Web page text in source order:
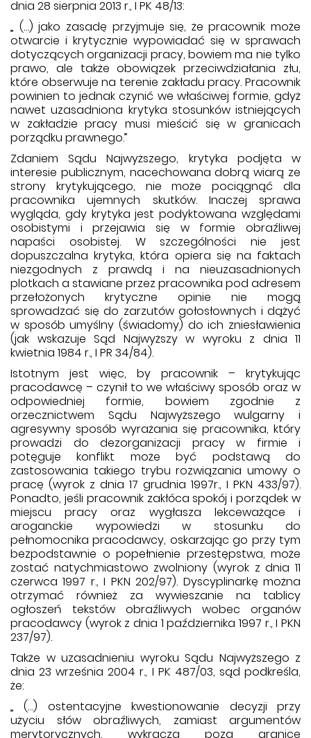
dnia 28 sierpnia 2013 r., I PK 48/13:
„ (…) jako zasadę przyjmuje się, że pracownik może
otwarcie i krytycznie wypowiadać się w sprawach
dotyczących organizacji pracy, bowiem ma nie tylko
prawo, ale także obowiązek przeciwdziałania złu,
które obserwuje na terenie zakładu pracy. Pracownik
powinien to jednak czynić we właściwej formie, gdyż
nawet uzasadniona krytyka stosunków istniejących
w zakładzie pracy musi mieścić się w granicach
porządku prawnego.”
Zdaniem Sądu Najwyższego, krytyka podjęta w
interesie publicznym, nacechowana dobrą wiarą ze
strony krytykującego, nie może pociągnąć dla
pracownika ujemnych skutków. Inaczej sprawa
wygląda, gdy krytyka jest podyktowana względami
osobistymi i przejawia się w formie obraźliwej
napaści osobistej. W szczególności nie jest
dopuszczalna krytyka, która opiera się na faktach
niezgodnych z prawdą i na nieuzasadnionych
plotkach a stawiane przez pracownika pod adresem
przełożonych krytyczne opinie nie mogą
sprowadzać się do zarzutów gołosłownych i dążyć
w sposób umyślny (świadomy) do ich zniesławienia
(jak wskazuje Sąd Najwyższy w wyroku z dnia 11
kwietnia 1984 r., I PR 34/84).
Istotnym jest więc, by pracownik – krytykując
pracodawcę – czynił to we właściwy sposób oraz w
odpowiedniej formie, bowiem zgodnie z
orzecznictwem Sądu Najwyższego wulgarny i
agresywny sposób wyrażania się pracownika, który
prowadzi do dezorganizacji pracy w firmie i
potęguje konflikt może być podstawą do
zastosowania takiego trybu rozwiązania umowy o
pracę (wyrok z dnia 17 grudnia 1997r., I PKN 433/97).
Ponadto, jeśli pracownik zakłóca spokój i porządek w
miejscu pracy oraz wygłasza lekceważące i
aroganckie wypowiedzi w stosunku do
pełnomocnika pracodawcy, oskarżając go przy tym
bezpodstawnie o popełnienie przestępstwa, może
zostać natychmiastowo zwolniony (wyrok z dnia 11
czerwca 1997 r., I PKN 202/97). Dyscyplinarkę można
otrzymać również za wywieszanie na tablicy
ogłoszeń tekstów obraźliwych wobec organów
pracodawcy (wyrok z dnia 1 października 1997 r., I PKN
237/97).
Także w uzasadnieniu wyroku Sądu Najwyższego z
dnia 23 września 2004 r., I PK 487/03, sąd podkreśla,
że:
„ (…) ostentacyjne kwestionowanie decyzji przy
użyciu słów obraźliwych, zamiast argumentów
merytorycznych, wykracza poza granice